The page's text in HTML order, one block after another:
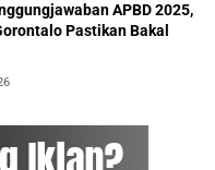
APBD 2025,
Pastikan Bakal